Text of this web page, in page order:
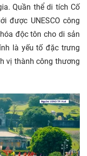
Quần thể di tích Cố
được UNESCO công
độc tôn cho di sản
là yếu tố đặc trưng
vị thành công thương